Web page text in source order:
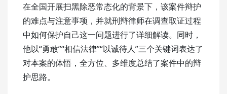
在全国开展扫黑除恶常态化的背景下，该案件辩护
的难点与注意事项，并就刑辩律师在调查取证过程
中如何保护自己这一问题进行了详细解读。同时，
他以“勇敢”“相信法律”“以诚待人”三个关键词表达了
对本案的体悟，全方位、多维度总结了案件中的辩
护思路。